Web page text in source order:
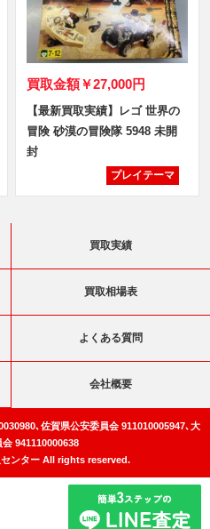
買取金額￥27,000円
【最新買取実績】レゴ 世界の
冒険 砂漠の冒険隊 5948 未開
封
プレイテーマ
買取実績
買取相場表
よくある質問
会社概要
､佐賀県公安委員会 911010005947､大
941110000638
ンター All rights reserved.